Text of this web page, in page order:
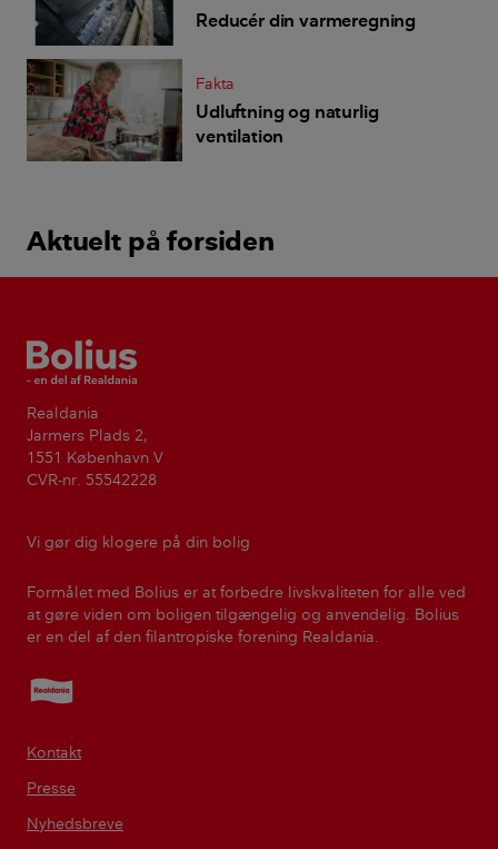
Reducér din varmeregning
Fakta
Udluftning og naturlig
ventilation
Aktuelt på forsiden
Bolius
Realdania
Jarmers Plads 2,
1551 København V
CVR-nr. 55542228
Vi gør dig klogere på din bolig
Formålet med Bolius er at forbedre livskvaliteten for alle ved
at gøre viden om boligen tilgængelig og anvendelig. Bolius
er en del af den filantropiske forening Realdania.
Realdania
Kontakt
Presse
Nyhedsbreve